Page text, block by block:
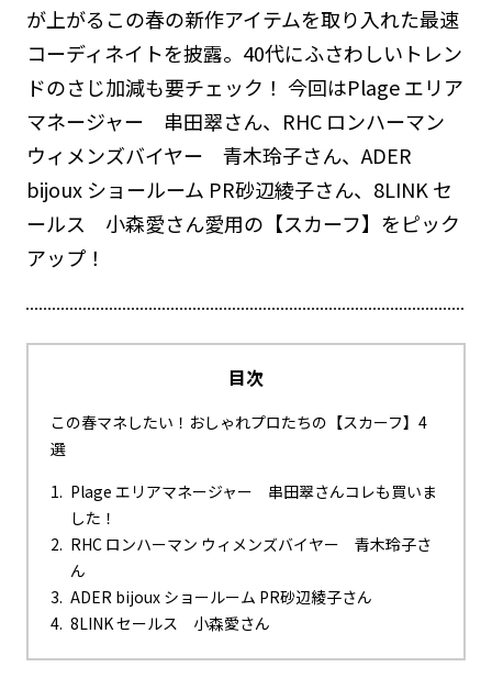
が上がるこの春の新作アイテムを取り入れた最速
コーディネイトを披露。40代にふさわしいトレン
ドのさじ加減も要チェック！ 今回はPlage エリア
マネージャー 串田翠さん、RHC ロンハーマン
ウィメンズバイヤー 青木玲子さん、ADER
bijoux ショールーム PR砂辺綾子さん、8LINK セ
ールス 小森愛さん愛用の【スカーフ】をピック
アップ！
目次
この春マネしたい！おしゃれプロたちの【スカーフ】4
選
Plage エリアマネージャー 串田翠さんコレも買いま
した！
RHC ロンハーマン ウィメンズバイヤー 青木玲子さ
ん
ADER bijoux ショールーム PR砂辺綾子さん
8LINK セールス 小森愛さん